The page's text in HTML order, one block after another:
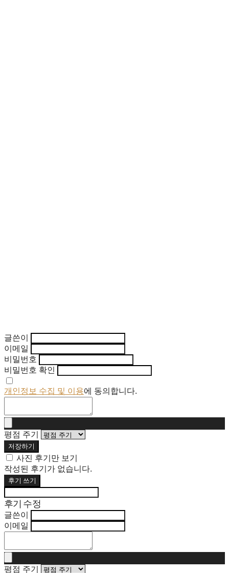
글쓴이
이메일
비밀번호
비밀번호 확인
개인정보 수집 및 이용에 동의합니다.
평점 주기
저장하기
사진 후기만 보기
작성된 후기가 없습니다.
후기 쓰기
후기 수정
글쓴이
이메일
평점 주기